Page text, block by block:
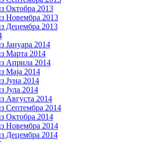
Октобра 2013
Новембра 2013
Децембра 2013
Јануара 2014
Марта 2014
Априла 2014
Маја 2014
Јуна 2014
Јула 2014
Августа 2014
Септембра 2014
Октобра 2014
Новембра 2014
Децембра 2014